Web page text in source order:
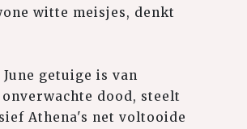
witte meisjes, denkt
June getuige is van
onverwachte dood, steelt
Athena's net voltooide